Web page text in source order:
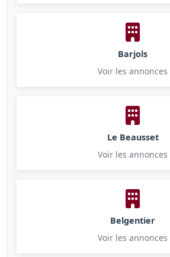
Barjols
Voir les annonces
Le Beausset
Voir les annonces
Belgentier
Voir les annonces